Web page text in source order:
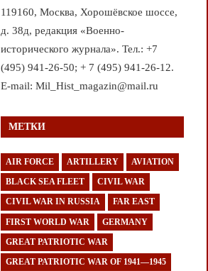
119160, Москва, Хорошёвское шоссе,
д. 38д, редакция «Военно-
исторического журнала». Тел.: +7
(495) 941-26-50; + 7 (495) 941-26-12.
E-mail: Mil_Hist_magazin@mail.ru
МЕТКИ
AIR FORCE ARTILLERY AVIATION
BLACK SEA FLEET CIVIL WAR
CIVIL WAR IN RUSSIA FAR EAST
FIRST WORLD WAR GERMANY
GREAT PATRIOTIC WAR
GREAT PATRIOTIC WAR OF 1941—1945